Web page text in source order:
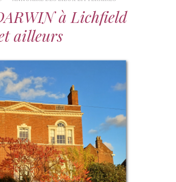
à Lichfield
ailleurs